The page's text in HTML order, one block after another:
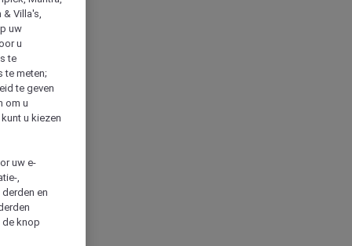
& Villa's,
uw
u
te
te meten;
te geven
om u
u kiezen
uw e-
,
en
de knop